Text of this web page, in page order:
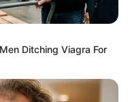
Ditching Viagra For